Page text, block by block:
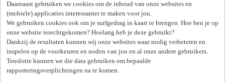
Daarnaast gebruiken we cookies om de inhoud van onze websites en
(mobiele) applicaties interessanter te maken voor jou.
We gebruiken cookies ook om je surfgedrag in kaart te brengen. Hoe ben je op
onze website terechtgekomen? Hoelang heb je deze gebruikt?
Dankzij de resultaten kunnen wij onze websites waar nodig verbeteren en
inspelen op de voorkeuren en noden van jou en al onze andere gebruikers.
Tenslotte kunnen we die data gebruiken om bepaalde
rapporteringsverplichtingen na te komen.
B.00200-406-20121106 - 00200-405-20121106
W.INT.170 W.RS.170
USG Professionals Temping
VG 828/BU